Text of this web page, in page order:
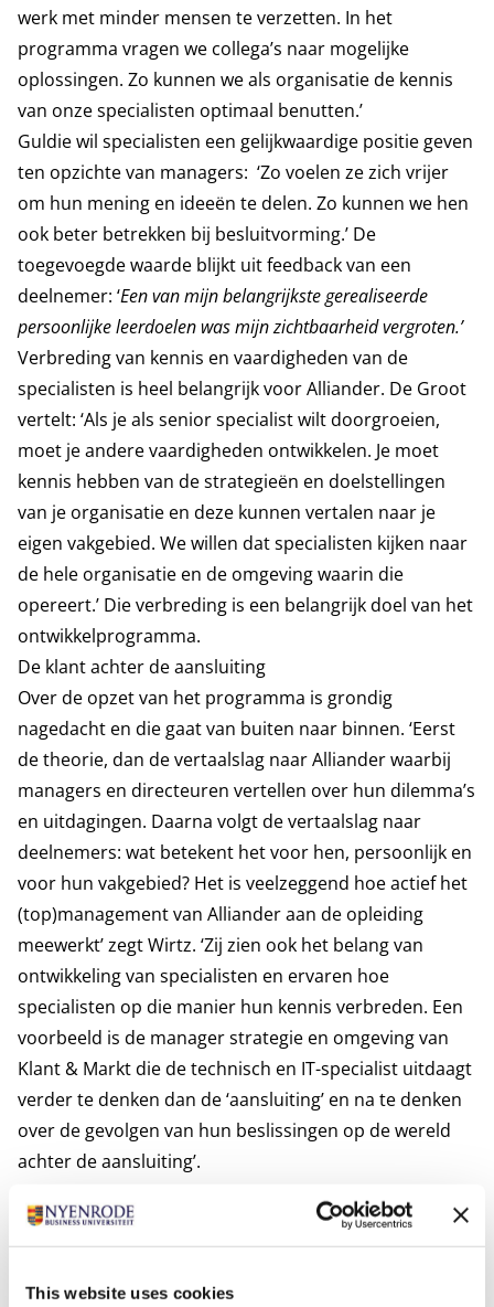
This website uses cookies
werk met minder mensen te verzetten. In het
programma vragen we collega’s naar mogelijke
oplossingen. Zo kunnen we als organisatie de kennis
van onze specialisten optimaal benutten.’
Guldie wil specialisten een gelijkwaardige positie geven
ten opzichte van managers: ‘Zo voelen ze zich vrijer
om hun mening en ideeën te delen. Zo kunnen we hen
ook beter betrekken bij besluitvorming.’ De
toegevoegde waarde blijkt uit feedback van een
deelnemer: ‘Een van mijn belangrijkste gerealiseerde
persoonlijke leerdoelen was mijn zichtbaarheid vergroten.’
Verbreding van kennis en vaardigheden van de
specialisten is heel belangrijk voor Alliander. De Groot
vertelt: ‘Als je als senior specialist wilt doorgroeien,
moet je andere vaardigheden ontwikkelen. Je moet
kennis hebben van de strategieën en doelstellingen
van je organisatie en deze kunnen vertalen naar je
eigen vakgebied. We willen dat specialisten kijken naar
de hele organisatie en de omgeving waarin die
opereert.’ Die verbreding is een belangrijk doel van het
ontwikkelprogramma.
De klant achter de aansluiting
Over de opzet van het programma is grondig
nagedacht en die gaat van buiten naar binnen. ‘Eerst
de theorie, dan de vertaalslag naar Alliander waarbij
managers en directeuren vertellen over hun dilemma’s
en uitdagingen. Daarna volgt de vertaalslag naar
deelnemers: wat betekent het voor hen, persoonlijk en
voor hun vakgebied? Het is veelzeggend hoe actief het
(top)management van Alliander aan de opleiding
meewerkt’ zegt Wirtz. ‘Zij zien ook het belang van
ontwikkeling van specialisten en ervaren hoe
specialisten op die manier hun kennis verbreden. Een
voorbeeld is de manager strategie en omgeving van
Klant & Markt die de technisch en IT-specialist uitdaagt
verder te denken dan de ‘aansluiting’ en na te denken
over de gevolgen van hun beslissingen op de wereld
achter de aansluiting’.
‘We hebben management, deelnemers en oud-
deelnemers actief betrokken bij het vormgeven van het
programma, vooraf en tussentijds,’ zegt De Groot over